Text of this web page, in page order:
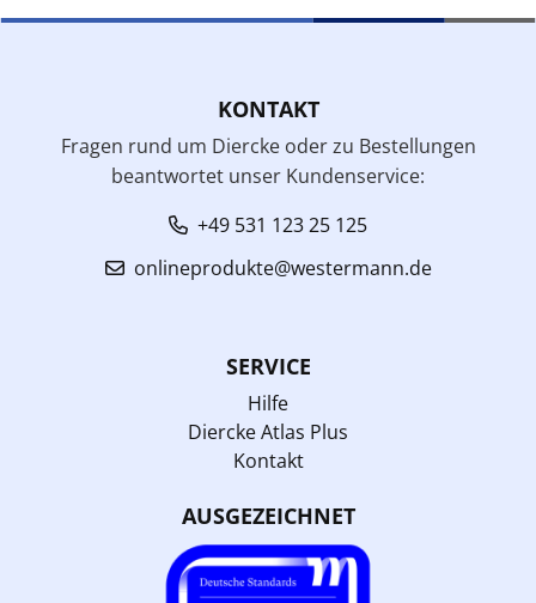
KONTAKT
Fragen rund um Diercke oder zu Bestellungen
beantwortet unser Kundenservice:
+49 531 123 25 125
onlineprodukte@westermann.de
SERVICE
Hilfe
Diercke Atlas Plus
Kontakt
AUSGEZEICHNET